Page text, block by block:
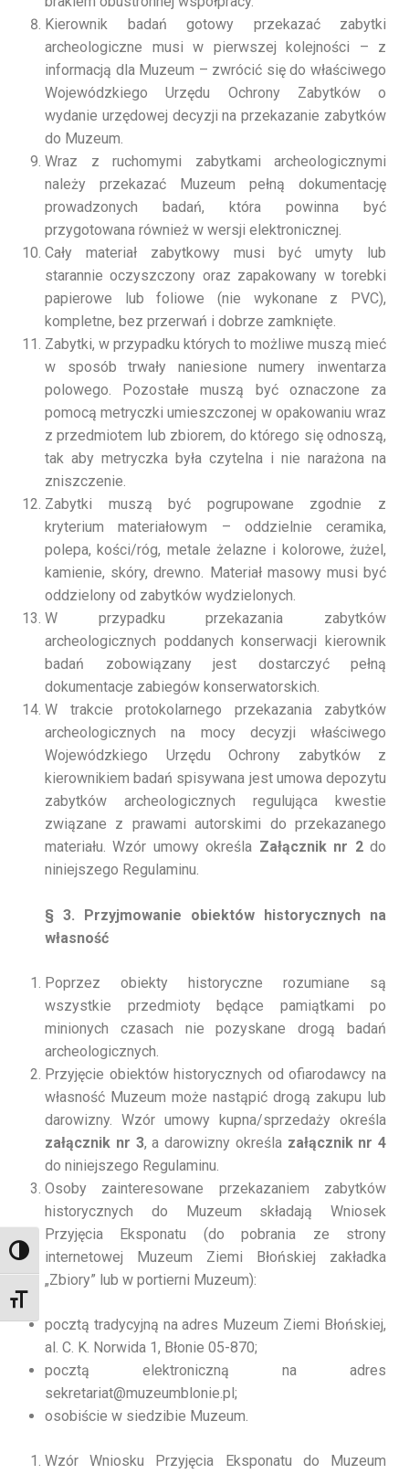
TOGGLE HIGH CONTRAST
TOGGLE FONT SIZE
Kierownik badań gotowy przekazać zabytki
archeologiczne musi w pierwszej kolejności – z
informacją dla Muzeum – zwrócić się do właściwego
Wojewódzkiego Urzędu Ochrony Zabytków o
wydanie urzędowej decyzji na przekazanie zabytków
do Muzeum.
Wraz z ruchomymi zabytkami archeologicznymi
należy przekazać Muzeum pełną dokumentację
prowadzonych badań, która powinna być
przygotowana również w wersji elektronicznej.
Cały materiał zabytkowy musi być umyty lub
starannie oczyszczony oraz zapakowany w torebki
papierowe lub foliowe (nie wykonane z PVC),
kompletne, bez przerwań i dobrze zamknięte.
Zabytki, w przypadku których to możliwe muszą mieć
w sposób trwały naniesione numery inwentarza
polowego. Pozostałe muszą być oznaczone za
pomocą metryczki umieszczonej w opakowaniu wraz
z przedmiotem lub zbiorem, do którego się odnoszą,
tak aby metryczka była czytelna i nie narażona na
zniszczenie.
Zabytki muszą być pogrupowane zgodnie z
kryterium materiałowym – oddzielnie ceramika,
polepa, kości/róg, metale żelazne i kolorowe, żużel,
kamienie, skóry, drewno. Materiał masowy musi być
oddzielony od zabytków wydzielonych.
W przypadku przekazania zabytków
archeologicznych poddanych konserwacji kierownik
badań zobowiązany jest dostarczyć pełną
dokumentacje zabiegów konserwatorskich.
W trakcie protokolarnego przekazania zabytków
archeologicznych na mocy decyzji właściwego
Wojewódzkiego Urzędu Ochrony zabytków z
kierownikiem badań spisywana jest umowa depozytu
zabytków archeologicznych regulująca kwestie
związane z prawami autorskimi do przekazanego
materiału. Wzór umowy określa Załącznik nr 2do
niniejszego Regulaminu.
§ 3. Przyjmowanie obiektów historycznych na
własność
Poprzez obiekty historyczne rozumiane są
wszystkie przedmioty będące pamiątkami po
minionych czasach nie pozyskane drogą badań
archeologicznych.
Przyjęcie obiektów historycznych od ofiarodawcy na
własność Muzeum może nastąpić drogą zakupu lub
darowizny. Wzór umowy kupna/sprzedaży określa
załącznik nr 3, a darowizny określa załącznik nr 4
do niniejszego Regulaminu.
Osoby zainteresowane przekazaniem zabytków
historycznych do Muzeum składają Wniosek
Przyjęcia Eksponatu (do pobrania ze strony
internetowej Muzeum Ziemi Błońskiej zakładka
„Zbiory” lub w portierni Muzeum):
pocztą tradycyjną na adres Muzeum Ziemi Błońskiej,
al. C. K. Norwida 1, Błonie 05-870;
pocztą elektroniczną na adres
sekretariat@muzeumblonie.pl;
osobiście w siedzibie Muzeum.
Wzór Wniosku Przyjęcia Eksponatu do Muzeum